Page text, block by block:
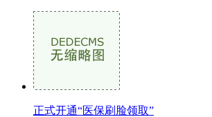
正式开通“医保刷脸领取”